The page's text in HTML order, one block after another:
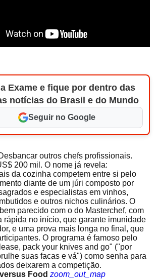
Exame e fique por dentro das
notícias do Brasil e do Mundo
Seguir no Google
outros chefs profissionais.
200 mil. O nome já revela:
da cozinha competem entre si pelo
diante de um júri composto por
e especialistas em vinhos,
e outros nichos culinários. O
parecido com o do Masterchef, com
rápida no início, que garante imunidade
e uma prova mais longa no final, que
O programa é famoso pelo
pack your knives and go" ("por
suas facas e vá") como senha para
deixarem a competição.
Food zoom_out_map